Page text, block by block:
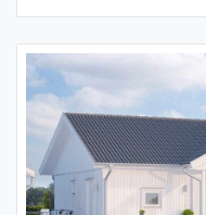
husets bakkant med
mindre sovrummen.
från alla sovrum via dess
dusch har vi placerat vid